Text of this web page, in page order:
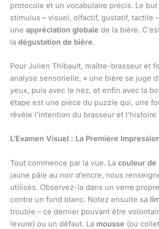
protocole et un vocabulaire précis. Le but
stimulus – visuel, olfactif, gustatif, tactile
une appréciation globale de la bière.
la dégustation de bière.
Pour Julien Thibault, maître-brasseur et
analyse sensorielle, « une bière se juge
yeux, puis avec le nez, et enfin avec la
étape est une pièce du puzzle qui, une
révèle l’intention du brasseur et l’histoire
L’Examen Visuel : La Première
Tout commence par la vue. La couleur de
jaune pâle au noir d’encre, nous
utilisés. Observez-la dans un verre
contre un fond blanc. Notez ensuite sa
trouble – ce dernier pouvant être
levure) ou un défaut. La mousse (ou